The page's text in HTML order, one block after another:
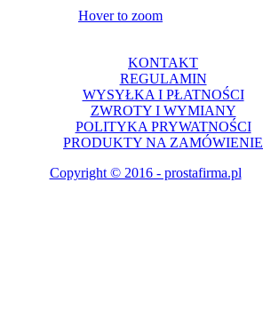
Hover to zoom
KONTAKT
REGULAMIN
WYSYŁKA I PŁATNOŚCI
ZWROTY I WYMIANY
POLITYKA PRYWATNOŚCI
PRODUKTY NA ZAMÓWIENIE
Copyright © 2016 - prostafirma.pl